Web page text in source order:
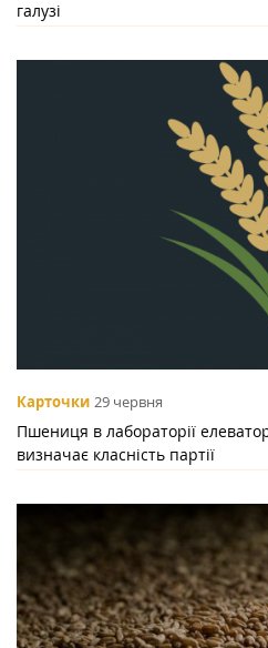
галузі
Карточки 29 червня
Пшениця в лабораторії
визначає класність партії